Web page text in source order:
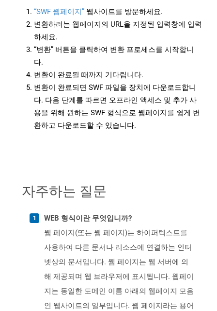
“SWF 웹페이지” 웹사이트를 방문하세요.
변환하려는 웹페이지의 URL을 지정된 입력창에 입력
하세요.
“변환” 버튼을 클릭하여 변환 프로세스를 시작합니
다.
변환이 완료될 때까지 기다립니다.
변환이 완료되면 SWF 파일을 장치에 다운로드합니
다. 다음 단계를 따르면 오프라인 액세스 및 추가 사
용을 위해 원하는 SWF 형식으로 웹페이지를 쉽게 변
환하고 다운로드할 수 있습니다.
자주하는 질문
WEB 형식이란 무엇입니까?
웹 페이지(또는 웹 페이지)는 하이퍼텍스트를
사용하여 다른 문서나 리소스에 연결하는 인터
넷상의 문서입니다. 웹 페이지는 웹 서버에 의
해 제공되며 웹 브라우저에 표시됩니다. 웹페이
지는 동일한 도메인 이름 아래의 웹페이지 모음
인 웹사이트의 일부입니다. 웹 페이지라는 용어